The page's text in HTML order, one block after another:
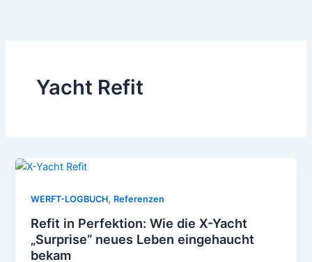
Yacht Refit
WERFT-LOGBUCH, Referenzen
Refit in Perfektion: Wie die X-Yacht
„Surprise“ neues Leben eingehaucht
bekam